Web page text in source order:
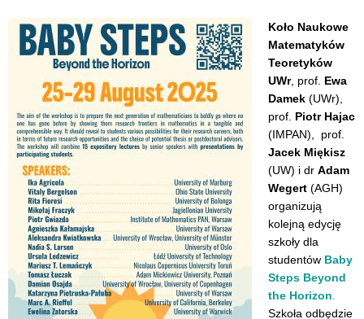
Koło Naukowe
Matematyków
Teoretyków
UWr, prof. Ewa
Damek (UWr),
prof. Piotr Hajac
(IMPAN), prof.
Jacek Miękisz
(UW) i dr Adam
Wegert (AGH)
organizują
kolejną edycję
szkoły dla
studentów Baby
Steps Beyond
the Horizon.
Szkoła odbędzie